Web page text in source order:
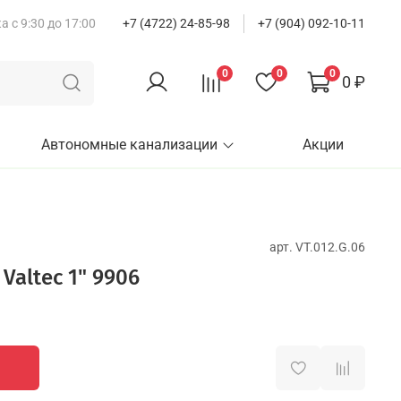
с 9:30 до 17:00 +7 (4722) 24-85-98 +7 (904) 092-10-11
0 0 0 0 ₽
Автономные канализации Акции
арт. VT.012.G.06
1" 9906